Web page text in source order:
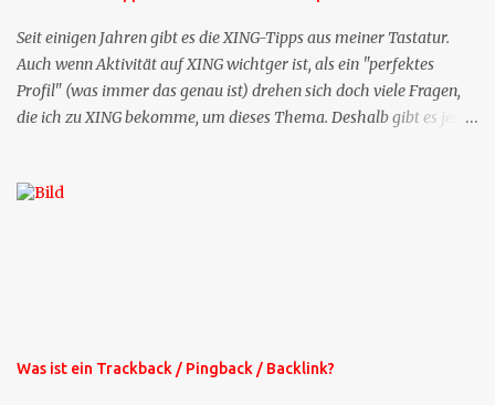
Seit einigen Jahren gibt es die XING-Tipps aus meiner Tastatur.
Auch wenn Aktivität auf XING wichtger ist, als ein "perfektes
Profil" (was immer das genau ist) drehen sich doch viele Fragen,
die ich zu XING bekomme, um dieses Thema. Deshalb gibt es jetzt
bekommen Sie kostenlos eine weitere Folge. Die Startsequenz ist 16
Was ist ein Trackback / Pingback / Backlink?